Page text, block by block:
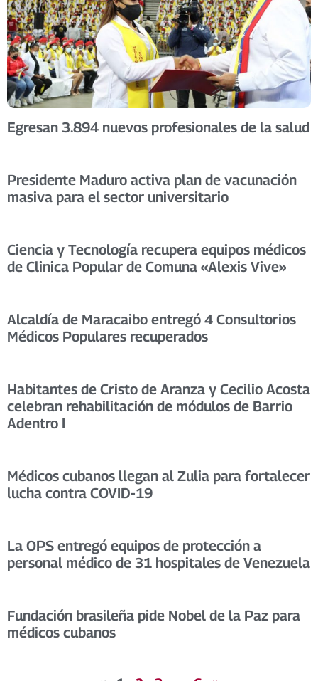
Egresan 3.894 nuevos profesionales de la salud
Presidente Maduro activa plan de vacunación
masiva para el sector universitario
Ciencia y Tecnología recupera equipos médicos
de Clinica Popular de Comuna «Alexis Vive»
Alcaldía de Maracaibo entregó 4 Consultorios
Médicos Populares recuperados
Habitantes de Cristo de Aranza y Cecilio Acosta
celebran rehabilitación de módulos de Barrio
Adentro I
Médicos cubanos llegan al Zulia para fortalecer
lucha contra COVID-19
La OPS entregó equipos de protección a
personal médico de 31 hospitales de Venezuela
Fundación brasileña pide Nobel de la Paz para
médicos cubanos